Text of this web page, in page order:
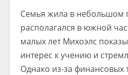
Семья жила в небольшом
располагался в южной
малых лет Михоэлс
интерес к учению и
Однако из-за финансовых